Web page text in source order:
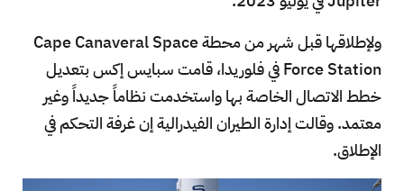
ولإطلاقها قبل شهر من محطة Cape Canaveral Space
Force Station في فلوريدا، قامت سبايس إكس بتعديل
خطط الاتصال الخاصة بها واستخدمت نظاماً جديداً وغير
معتمد. وقالت إدارة الطيران الفيدرالية إن غرفة التحكم في
الإطلاق.